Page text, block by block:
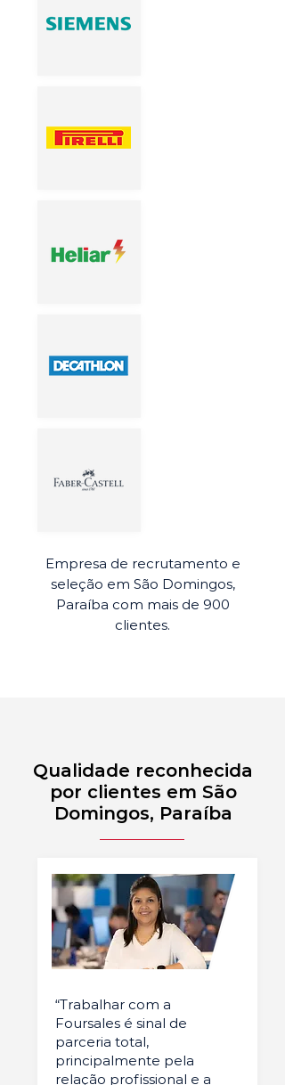
Empresa de recrutamento e
seleção em São Domingos,
Paraíba com mais de 900
clientes.
Qualidade reconhecida
por clientes em São
Domingos, Paraíba
“Trabalhar com a
Foursales é sinal de
parceria total,
principalmente pela
relação profissional e a